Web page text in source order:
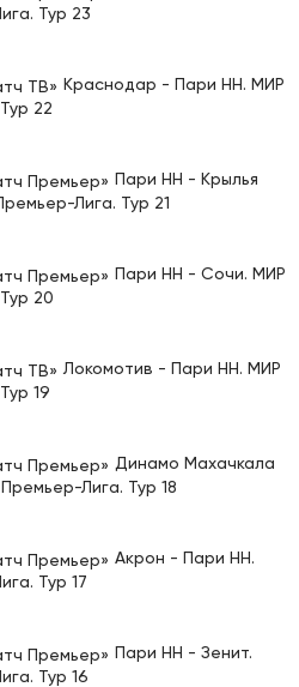
Тур 23
Краснодар - Пари НН. МИР
22
Пари НН - Крылья
Лига. Тур 21
Пари НН - Сочи. МИР
20
Локомотив - Пари НН. МИР
19
Динамо Махачкала
Лига. Тур 18
Акрон - Пари НН.
Тур 17
Пари НН - Зенит.
Тур 16